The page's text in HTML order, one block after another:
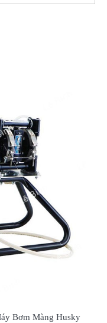
Bơm Màng Husky